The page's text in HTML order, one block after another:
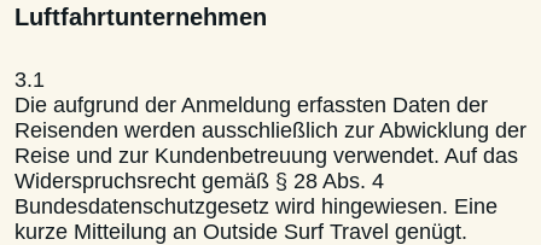
Luftfahrtunternehmen
3.1
Die aufgrund der Anmeldung erfassten Daten der
Reisenden werden ausschließlich zur Abwicklung der
Reise und zur Kundenbetreuung verwendet. Auf das
Widerspruchsrecht gemäß § 28 Abs. 4
Bundesdatenschutzgesetz wird hingewiesen. Eine
kurze Mitteilung an Outside Surf Travel genügt.